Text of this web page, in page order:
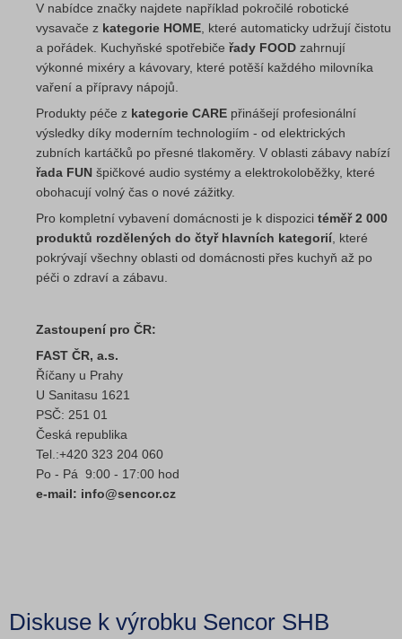
V nabídce značky najdete například pokročilé robotické
vysavače z kategorie HOME , které automaticky udržují čistotu
a pořádek. Kuchyňské spotřebiče řady FOOD zahrnují
výkonné mixéry a kávovary, které potěší každého milovníka
vaření a přípravy nápojů.
Produkty péče z kategorie CARE přinášejí profesionální
výsledky díky moderním technologiím - od elektrických
zubních kartáčků po přesné tlakoměry. V oblasti zábavy nabízí
řada FUN špičkové audio systémy a elektrokoloběžky, které
obohacují volný čas o nové zážitky.
Pro kompletní vybavení domácnosti je k dispozici téměř 2 000
produktů rozdělených do čtyř hlavních kategorií , které
pokrývají všechny oblasti od domácnosti přes kuchyň až po
péči o zdraví a zábavu.
Zastoupení pro ČR:
FAST ČR, a.s.
Říčany u Prahy
U Sanitasu 1621
PSČ: 251 01
Česká republika
Tel.:+420 323 204 060
Po - Pá 9:00 - 17:00 hod
e-mail: info@sencor.cz
Diskuse k výrobku Sencor SHB